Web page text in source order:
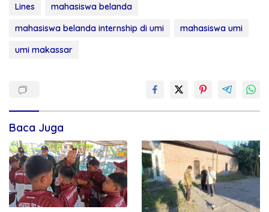
Lines
mahasiswa belanda
mahasiswa belanda internship di umi
mahasiswa umi
umi makassar
Baca Juga